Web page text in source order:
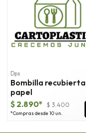
Dps
Bombilla recubierta
papel
$ 2.890* $ 3.400
*Compras desde 10 un.